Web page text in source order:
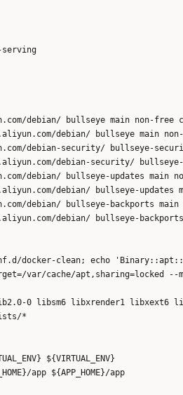
serving
debian/ bullseye main non-free
debian/ bullseye main
debian-security/ bullseye-
debian-security/
debian/ bullseye-updates main
debian/ bullseye-updates
debian/ bullseye-backports
debian/ bullseye-
docker-clean; echo
var/cache/apt,sharing=locked
0 libsm6 libxrender1 libxext6
*
${VIRTUAL_ENV}
app ${APP_HOME}/app